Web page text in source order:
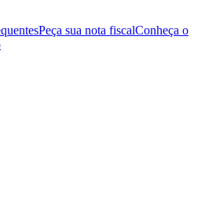
Peça sua nota fiscalConheça o